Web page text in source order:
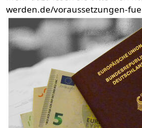
werden.de/voraussetzungen-